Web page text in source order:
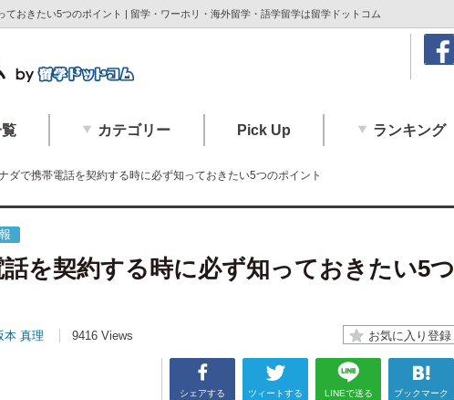
ておきたい5つのポイント | 留学・ワーホリ・海外留学・語学留学は留学ドットコム
カテゴリー Pick Up ランキング
ダで携帯電話を契約する時に必ず知っておきたい5つのポイント
を契約する時に必ず知っておきたい5つ
本 真理 9416 Views
シェアする ツィートする LINEで送る ブックマーク